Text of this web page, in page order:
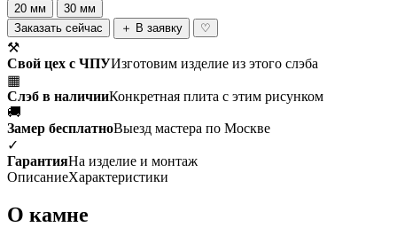
20 мм
30 мм
Заказать сейчас
＋ В заявку ♡
⚒
Свой цех с ЧПУИзготовим изделие из этого слэба
▦
Слэб в наличииКонкретная плита с этим рисунком
🚚
Замер бесплатноВыезд мастера по Москве
✓
ГарантияНа изделие и монтаж
ОписаниеХарактеристики
О камне